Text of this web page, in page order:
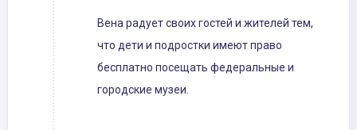
Вена радует своих гостей и жителей тем,
что дети и подростки имеют право
бесплатно посещать федеральные и
городские музеи.